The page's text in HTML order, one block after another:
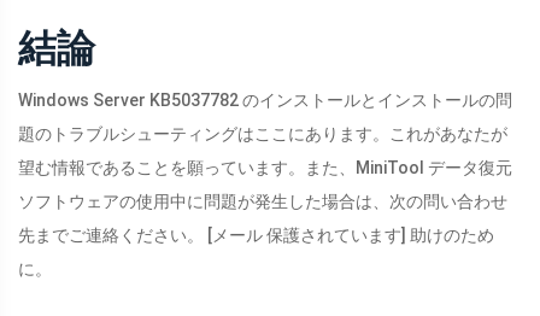
結論
Windows Server KB5037782 のインストールとインストールの問
題のトラブルシューティングはここにあります。これがあなたが
望む情報であることを願っています。また、MiniTool データ復元
ソフトウェアの使用中に問題が発生した場合は、次の問い合わせ
先までご連絡ください。
[メール 保護されています] 助けのため
に。